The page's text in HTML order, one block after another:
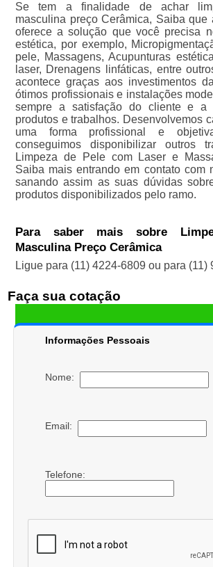
Se tem a finalidade de achar
masculina preço Cerâmica, Saiba que
oferece a solução que você precisa
estética, por exemplo,
pele, Massagens, Acupunturas
laser, Drenagens linfáticas, entre
acontece graças aos investimentos
ótimos profissionais e instalações
sempre a satisfação do cliente e a
produtos e trabalhos. Desenvolvemos
uma forma profissional e
conseguimos disponibilizar outros
Limpeza de Pele com Laser e
Saiba mais entrando em contato com
sanando assim as suas dúvidas
produtos disponibilizados pelo ramo.
Para saber mais sobre
Masculina Preço Cerâmica
Ligue para (11) 4224-6809 ou para (11)
Faça sua cotação
Informações Pessoais
Nome:
Email:
Telefone: